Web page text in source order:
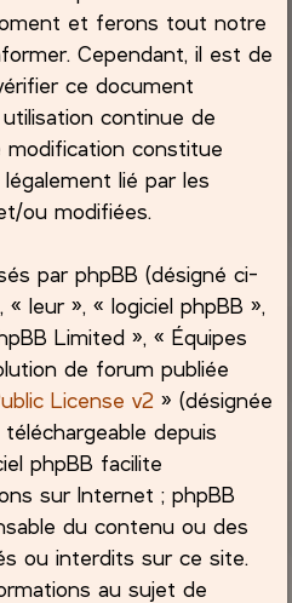
et ferons tout notre
Cependant, il est de
ce document
continue de
modification constitue
lié par les
ou modifiées.
par phpBB (désigné ci-
leur », « logiciel phpBB »,
Limited », « Équipes
de forum publiée
License v2 » (désignée
depuis
phpBB facilite
sur Internet ; phpBB
du contenu ou des
ou interdits sur ce site.
au sujet de